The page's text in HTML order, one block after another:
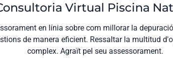
Virtual Piscina
en línia sobre com millorar la
de manera eficient. Ressaltar la multitud
complex. Agraït pel seu assessorament.